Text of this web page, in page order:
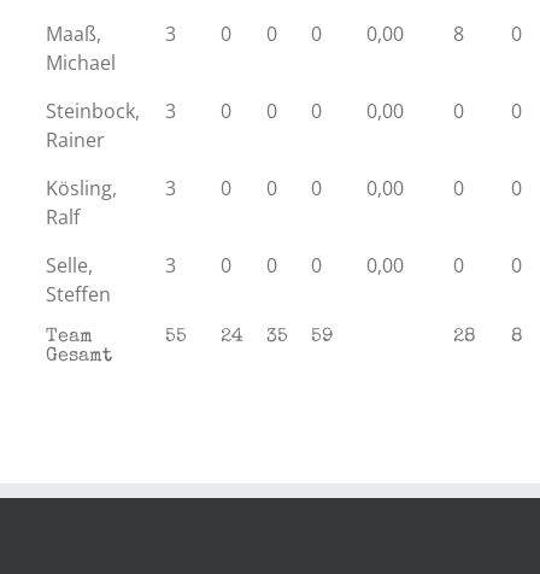
Maaß,
Michael
3 0 0 0 0,00 8 0
Steinbock,
Rainer
3 0 0 0 0,00 0 0
Kösling,
Ralf
3 0 0 0 0,00 0 0
Selle,
Steffen
3 0 0 0 0,00 0 0
Team
Gesamt
55 24 35 59 28 8